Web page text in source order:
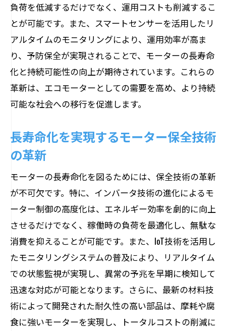
負荷を低減するだけでなく、運用コストも削減するこ
とが可能です。また、スマートセンサーを活用したリ
アルタイムのモニタリングにより、運用効率が高ま
り、予防保全が実現されることで、モーターの長寿命
化と持続可能性の向上が期待されています。これらの
革新は、エコモーターとしての需要を高め、より持続
可能な社会への移行を促進します。
長寿命化を実現するモーター保全技術
の革新
モーターの長寿命化を図るためには、保全技術の革新
が不可欠です。特に、インバータ技術の進化によるモ
ーター制御の高度化は、エネルギー効率を劇的に向上
させるだけでなく、稼働時の負荷を最適化し、無駄な
消費を抑えることが可能です。また、IoT技術を活用し
たモニタリングシステムの普及により、リアルタイム
での状態監視が実現し、異常の予兆を早期に検知して
迅速な対応が可能となります。さらに、最新の材料技
術によって開発された耐久性の高い部品は、摩耗や腐
食に強いモーターを実現し、トータルコストの削減に